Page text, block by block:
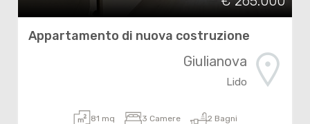
Appartamento di nuova costruzione
Giulianova
Lido
81 mq 3 Camere 2 Bagni